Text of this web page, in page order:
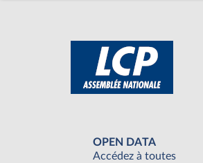
OPEN DATA
Accédez à toutes